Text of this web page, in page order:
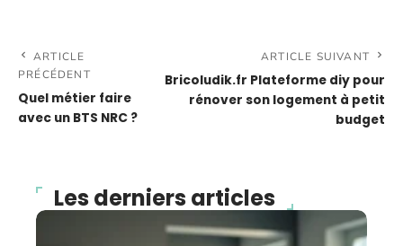
ARTICLE
PRÉCÉDENT
Quel métier faire
avec un BTS NRC ?
ARTICLE SUIVANT
Bricoludik.fr Plateforme diy pour
rénover son logement à petit
budget
Les derniers articles